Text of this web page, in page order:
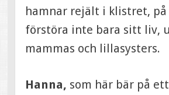
hamnar rejält i klistret, på
förstöra inte bara sitt liv,
mammas och lillasysters.
Hanna, som här bär på